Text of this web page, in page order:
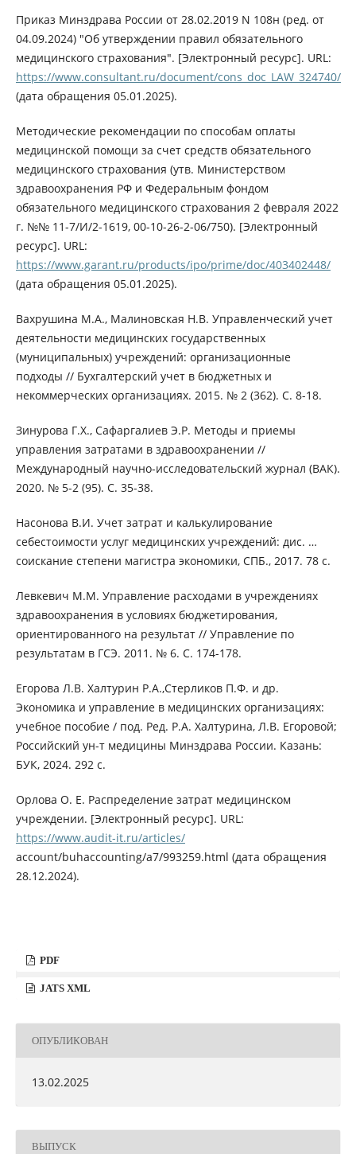
Приказ Минздрава России от 28.02.2019 N 108н (ред. от
04.09.2024) "Об утверждении правил обязательного
медицинского страхования". [Электронный ресурс]. URL:
https://www.consultant.ru/document/cons_doc_LAW_324740/
(дата обращения 05.01.2025).
Методические рекомендации по способам оплаты
медицинской помощи за счет средств обязательного
медицинского страхования (утв. Министерством
здравоохранения РФ и Федеральным фондом
обязательного медицинского страхования 2 февраля 2022
г. №№ 11-7/И/2-1619, 00-10-26-2-06/750). [Электронный
ресурс]. URL:
https://www.garant.ru/products/ipo/prime/doc/403402448/
(дата обращения 05.01.2025).
Вахрушина М.А., Малиновская Н.В. Управленческий учет
деятельности медицинских государственных
(муниципальных) учреждений: организационные
подходы // Бухгалтерский учет в бюджетных и
некоммерческих организациях. 2015. № 2 (362). С. 8-18.
Зинурова Г.Х., Сафаргалиев Э.Р. Методы и приемы
управления затратами в здравоохранении //
Международный научно-исследовательский журнал (ВАК).
2020. № 5-2 (95). С. 35-38.
Насонова В.И. Учет затрат и калькулирование
себестоимости услуг медицинских учреждений: дис. …
соискание степени магистра экономики, СПБ., 2017. 78 с.
Левкевич М.М. Управление расходами в учреждениях
здравоохранения в условиях бюджетирования,
ориентированного на результат // Управление по
результатам в ГСЭ. 2011. № 6. С. 174-178.
Егорова Л.В. Халтурин Р.А.,Стерликов П.Ф. и др.
Экономика и управление в медицинских организациях:
учебное пособие / под. Ред. Р.А. Халтурина, Л.В. Егоровой;
Российский ун-т медицины Минздрава России. Казань:
БУК, 2024. 292 с.
Орлова О. Е. Распределение затрат медицинском
учреждении. [Электронный ресурс]. URL:
https://www.audit-it.ru/articles/
account/buhaccounting/a7/993259.html (дата обращения
28.12.2024).
PDF
JATS XML
ОПУБЛИКОВАН
13.02.2025
ВЫПУСК